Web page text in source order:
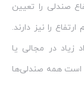
صندلی را تعیین
را نیز دارند.
زیاد در مجالی یا
است همه صندلی‌ها